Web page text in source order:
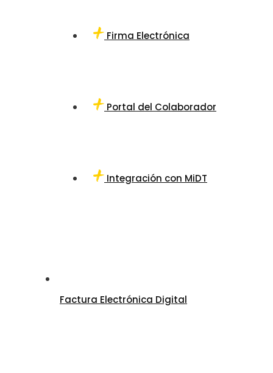
Firma Electrónica
Portal del Colaborador
Integración con MiDT
Factura Electrónica Digital